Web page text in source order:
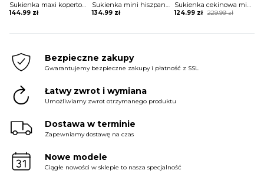
Sukienka maxi kopertowa w stylu boho
144.99 zł
Sukienka mini hiszpanka tiulowa z szerokimi rękawami
134.99 zł
Sukienka cekinowa mini z krótkim rękawem
229.99zł
Original
124.99 zł
Current
Bezpieczne zakupy
Gwarantujemy bezpieczne zakupy i płatność z SSL
Łatwy zwrot i wymiana
Umożliwiamy zwrot otrzymanego produktu
Dostawa w terminie
Zapewniamy dostawę na czas
Nowe modele
Ciągłe nowości w sklepie to nasza specjalność